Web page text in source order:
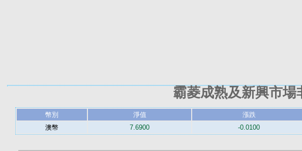
霸菱成熟及新興市
幣別 淨值 漲跌
澳幣
7.6900 -0.0100